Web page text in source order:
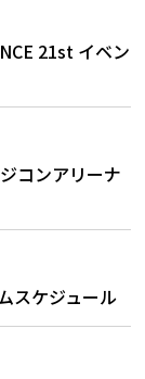
21st イベン
コンアリーナ
スケジュール